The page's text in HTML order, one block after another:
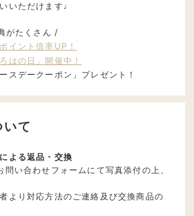
いただけます♩
がたくさん /
イント倍率UP！
はの日」開催中！
スデークーポン」プレゼント！
て
よる返品・交換
い合わせフォームにて写真添付の上、
より対応方法のご連絡及び交換商品の